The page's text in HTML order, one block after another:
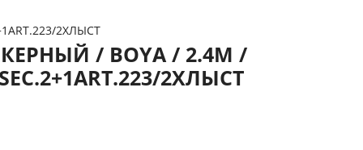
Рыбалки
2ХЛЫСТ
/ BOYA / 2.4М /
2ХЛЫСТ